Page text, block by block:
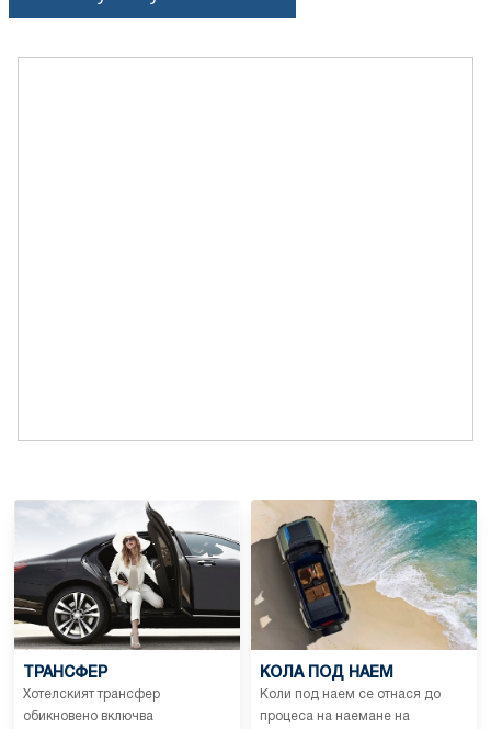
ТРАНСФЕР
Хотелският трансфер
обикновено включва
КОЛА ПОД НАЕМ
Коли под наем се отнася до
процеса на наемане на